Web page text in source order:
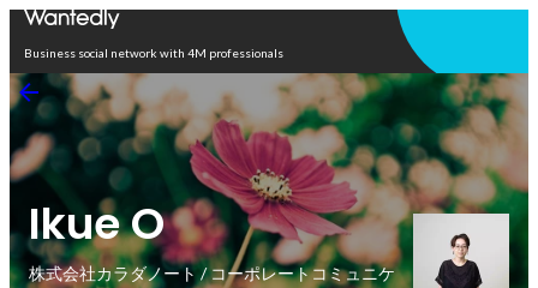
Business social network with 4M professionals
Ikue O
株式会社カラダノート / コーポレートコミュニケ